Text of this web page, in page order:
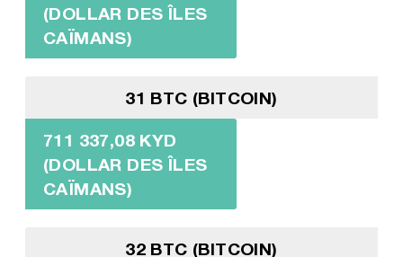
(DOLLAR DES ÎLES
CAÏMANS)
31 BTC (BITCOIN)
711 337,08 KYD
(DOLLAR DES ÎLES
CAÏMANS)
32 BTC (BITCOIN)